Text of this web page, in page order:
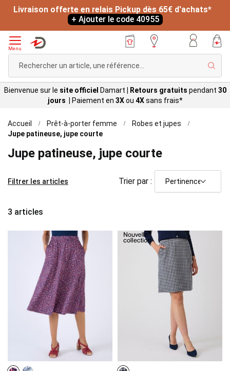
Livraison offerte en relais Pickup dès 65€ d'achats*
+ Ajouter le code 40955
Menu
Bienvenue sur le site officiel Damart Retours gratuits pendant 30
jours |
Paiement en 3Xou 4Xsans frais*
Accueil Prêt-à-porter femme
Robes et jupes
Jupe patineuse, jupe courte
Jupe patineuse, jupe courte
3 articles
Trier par :
Filtrer les articles